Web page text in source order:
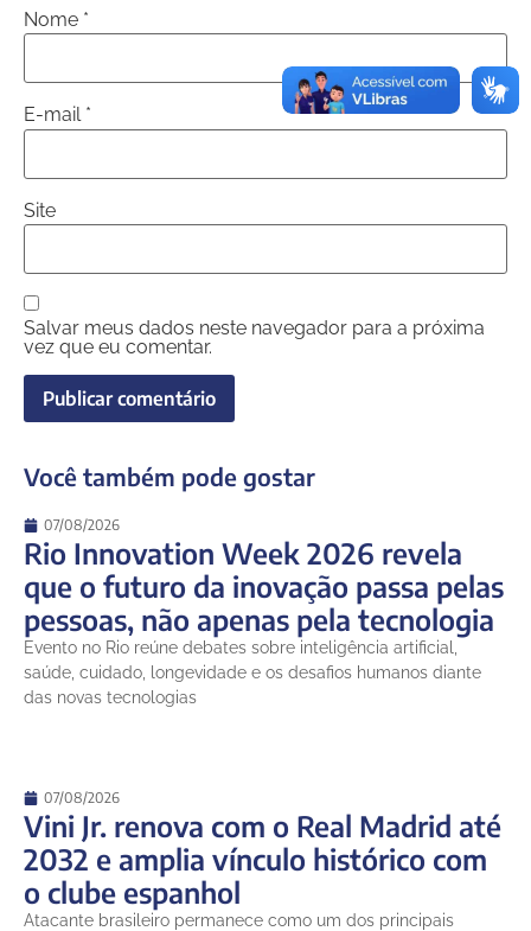
Nome *
E-mail *
Site
Salvar meus dados neste navegador para a próxima
vez que eu comentar.
Você também pode gostar
07/08/2026
Rio Innovation Week 2026 revela
que o futuro da inovação passa pelas
pessoas, não apenas pela tecnologia
Evento no Rio reúne debates sobre inteligência artificial,
saúde, cuidado, longevidade e os desafios humanos diante
das novas tecnologias
07/08/2026
Vini Jr. renova com o Real Madrid até
2032 e amplia vínculo histórico com
o clube espanhol
Atacante brasileiro permanece como um dos principais